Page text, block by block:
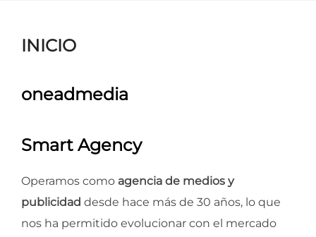
INICIO
oneadmedia
Smart Agency
Operamos como agencia de medios y
publicidad desde hace más de 30 años, lo que
nos ha permitido evolucionar con el mercado